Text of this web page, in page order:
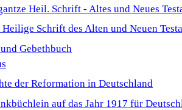
Heil. Schrift - Altes und Neues
Schrift des Alten und Neuen
Gebethbuch
der Reformation in Deutschland
auf das Jahr 1917 für